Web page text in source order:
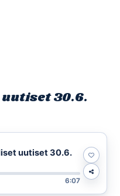
30.6.
uutiset 30.6.
6:07